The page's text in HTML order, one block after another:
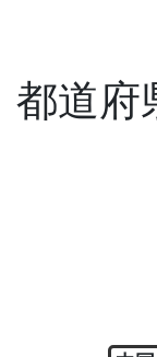
都道府